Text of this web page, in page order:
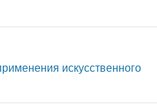
искусственного